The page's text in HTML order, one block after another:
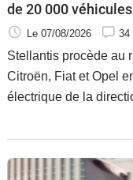
de 20 000
Le 07/08/2026 34
Stellantis procède au
Citroën, Fiat et Opel
électrique de la